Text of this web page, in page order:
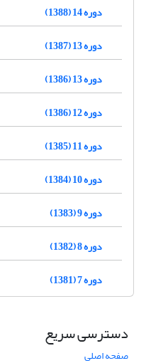
دوره 14 (1388)
دوره 13 (1387)
دوره 13 (1386)
دوره 12 (1386)
دوره 11 (1385)
دوره 10 (1384)
دوره 9 (1383)
دوره 8 (1382)
دوره 7 (1381)
دسترسی سریع
صفحه اصلی